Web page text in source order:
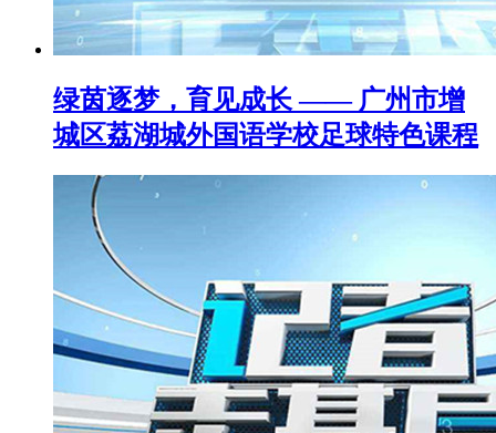
绿茵逐梦，育见成长 —— 广州市增
城区荔湖城外国语学校足球特色课程